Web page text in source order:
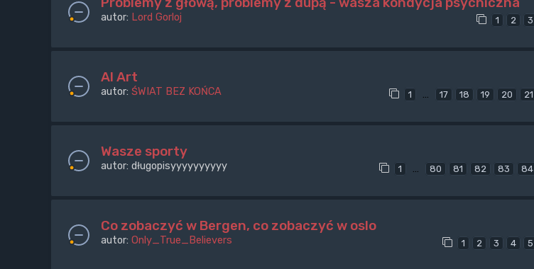
autor: Lord Gorloj 1 2 3
AI Art
autor: ŚWIAT BEZ KOŃCA 1 … 17 18 19 20 21
Wasze sporty
autor: długopisyyyyyyyyyy 1 … 80 81 82 83 84
Co zobaczyć w Bergen, co zobaczyć w oslo
autor: Only_True_Believers 1 2 3 4 5